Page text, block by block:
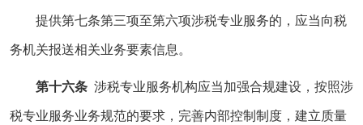
提供第七条第三项至第六项涉税专业服务的，应当向税
务机关报送相关业务要素信息。
第十六条 涉税专业服务机构应当加强合规建设，按照涉
税专业服务业务规范的要求，完善内部控制制度，建立质量